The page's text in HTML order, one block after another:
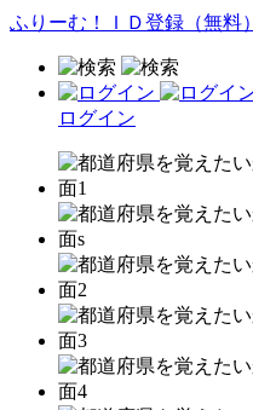
ふりーむ！ＩＤ登録（無料）
ログイン